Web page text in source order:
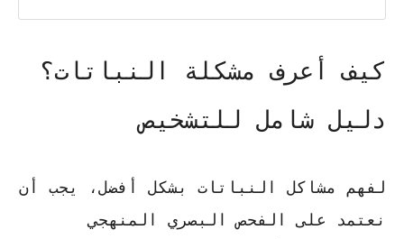
كيف أعرف مشكلة النباتات؟
دليل شامل للتشخيص
لفهم مشاكل النباتات بشكل أفضل، يجب أن
نعتمد على الفحص البصري المنهجي